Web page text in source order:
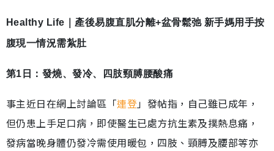
Healthy Life｜產後易腹直肌分離+盆骨鬆弛 新手媽用手按
腹現一情況需紮肚
第1日：發燒、發冷、 四肢頸膊腰酸痛
事主近日在網上討論區「連登」發帖指，自己雖已成年，
但仍患上手足口病，即使醫生已處方抗生素及撲熱息痛，
發病當晚身體仍發冷需使用暖包，四肢、頸膊及腰部等亦